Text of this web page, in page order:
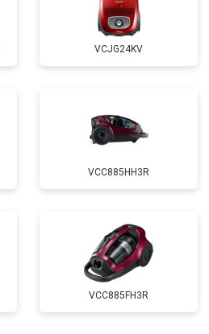
VCJG24KV
VCC885HH3R
VCC885FH3R